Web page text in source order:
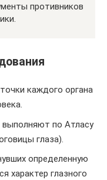
противников
каждого органа
выполняют по Атласу
глаза).
определенную
характер глазного